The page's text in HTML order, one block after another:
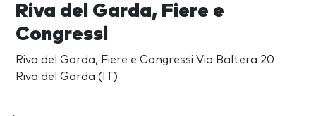
Riva del Garda, Fiere e
Congressi
Riva del Garda, Fiere e Congressi Via Baltera 20
Riva del Garda (IT)